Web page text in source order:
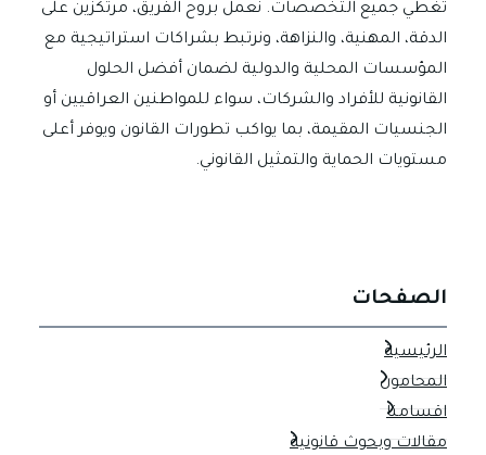
تغطي جميع التخصصات. نعمل بروح الفريق، مرتكزين على
الدقة، المهنية، والنزاهة، ونرتبط بشراكات استراتيجية مع
المؤسسات المحلية والدولية لضمان أفضل الحلول
القانونية للأفراد والشركات، سواء للمواطنين العراقيين أو
الجنسيات المقيمة، بما يواكب تطورات القانون ويوفر أعلى
مستويات الحماية والتمثيل القانوني.
الصفحات
الرئيسية
المحامون
اقسامنا
مقالات وبحوث قانونية